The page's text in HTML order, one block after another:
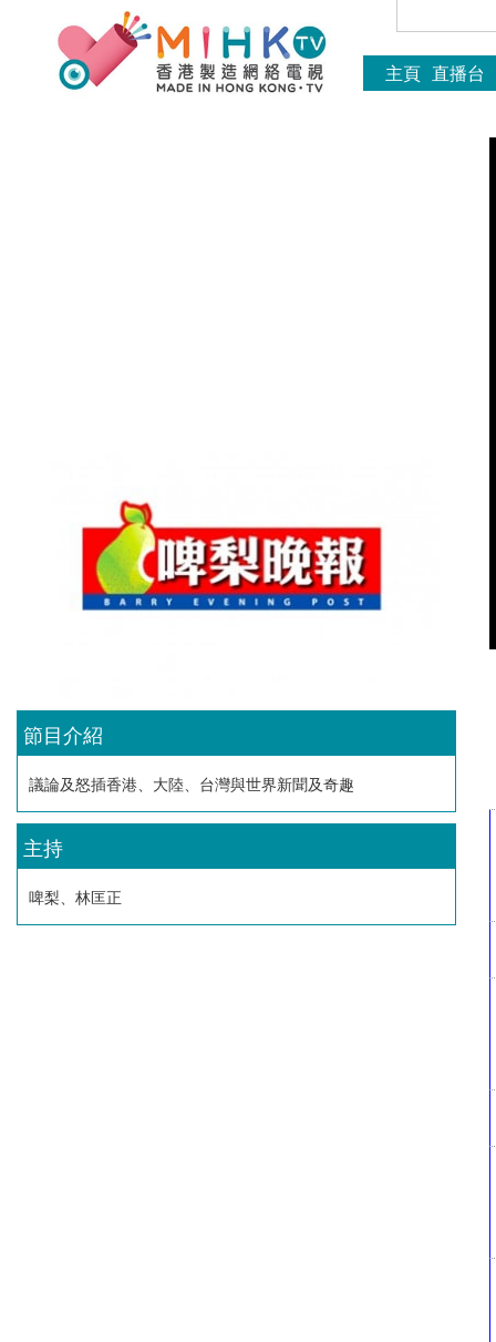
主頁 直播台
節目介紹
議論及怒插香港、大陸、台灣與世界新聞及奇趣
主持
啤梨、林匡正